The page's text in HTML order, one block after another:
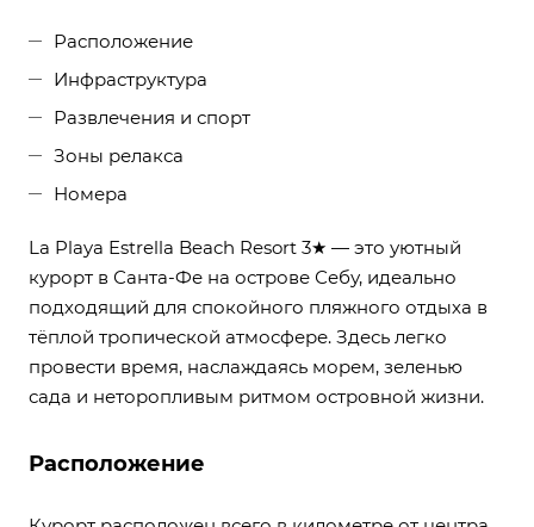
Расположение
Инфраструктура
Развлечения и спорт
Зоны релакса
Номера
La Playa Estrella Beach Resort 3★ — это уютный
курорт в Санта-Фе на острове Себу, идеально
подходящий для спокойного пляжного отдыха в
тёплой тропической атмосфере. Здесь легко
провести время, наслаждаясь морем, зеленью
сада и неторопливым ритмом островной жизни.
Расположение